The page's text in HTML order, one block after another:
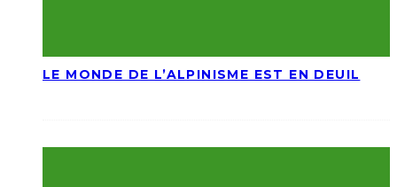
LE MONDE DE L’ALPINISME EST EN DEUIL